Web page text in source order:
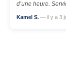
d’une heure.
Kamel S. — il y a 3